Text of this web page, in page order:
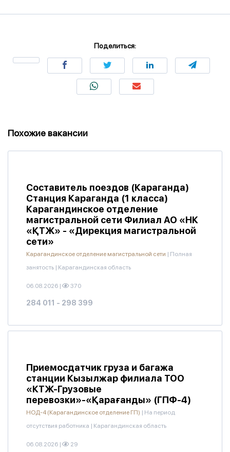
Поделиться:
Похожие вакансии
Составитель поездов (Караганда)
Станция Караганда (1 класса)
Карагандинское отделение
магистральной сети Филиал АО «НК
«ҚТЖ» - «Дирекция магистральной
сети»
Карагандинское отделение магистральной сети | Полная
занятость | Карагандинская область
06.08.2026 | 370
284 011 - 298 399
Приемосдатчик груза и багажа
станции Кызылжар филиала ТОО
«КТЖ-Грузовые
перевозки»-«Қарағанды» (ГПФ-4)
НОД-4 (Карагандинское отделение ГП) | На период
отсутствия работника | Карагандинская область
06.08.2026 | 29